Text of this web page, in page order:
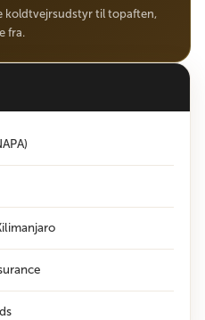
koldtvejrsudstyr til topaften,
fra.